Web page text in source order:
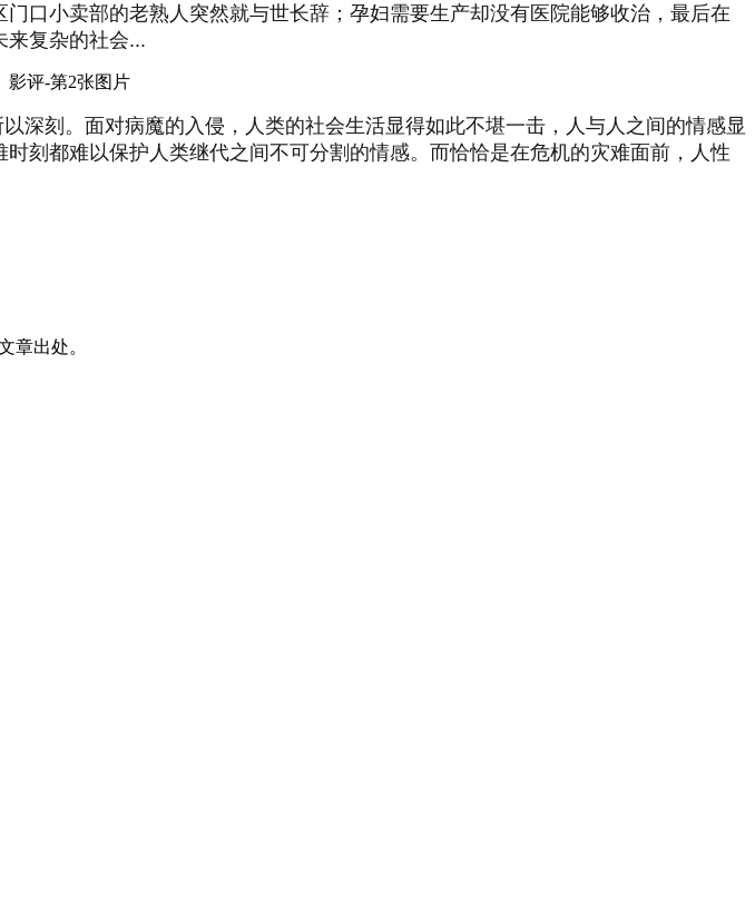
口小卖部的老熟人突然就与世长辞；孕妇需要生产却没有医院能够收治，最后在
来复杂的社会...
深刻。面对病魔的入侵，人类的社会生活显得如此不堪一击，人与人之间的情感显
刻都难以保护人类继代之间不可分割的情感。而恰恰是在危机的灾难面前，人性
章出处。